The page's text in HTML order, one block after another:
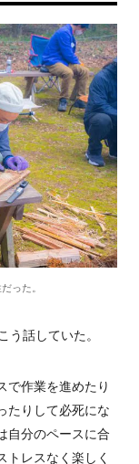
った。
う話していた。
で作業を進めたり
たりして必死にな
自分のペースに合
トレスなく楽しく